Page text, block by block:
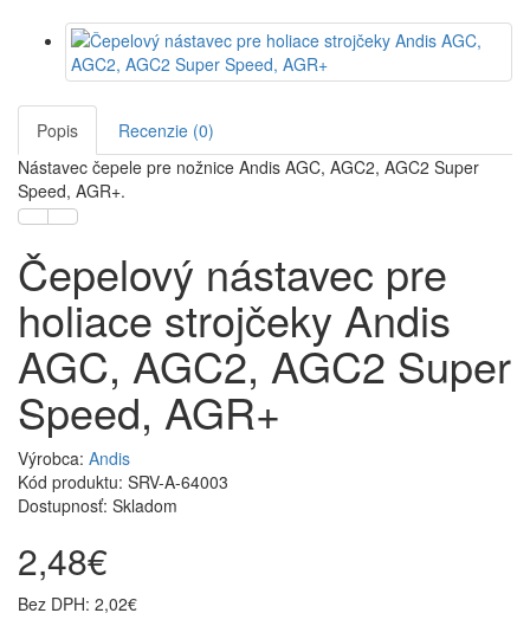
Popis
Recenzie (0)
Nástavec čepele pre nožnice Andis AGC, AGC2, AGC2 Super
Speed, AGR+.
Čepelový nástavec pre
holiace strojčeky Andis
AGC, AGC2, AGC2 Super
Speed, AGR+
Výrobca: Andis
Kód produktu: SRV-A-64003
Dostupnosť: Skladom
2,48€
Bez DPH: 2,02€